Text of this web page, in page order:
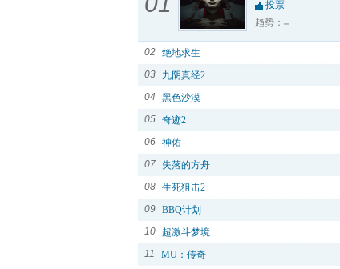
投票
趋势：
02 绝地求生
03
九阴真经2
04
黑色沙漠
05 奇迹2
06 神佑
07
失落的方舟
08 生死狙击2
09 BBQ计划
10
超激斗梦境
11
MU：传奇